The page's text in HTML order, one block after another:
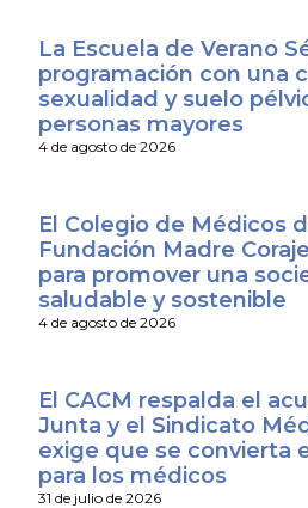
La Escuela de Verano
programación con una
sexualidad y suelo
personas mayores
4 de agosto de 2026
El Colegio de Médicos
Fundación Madre
para promover una
saludable y sostenible
4 de agosto de 2026
El CACM respalda el
Junta y el Sindicato
exige que se convierta
para los médicos
31 de julio de 2026